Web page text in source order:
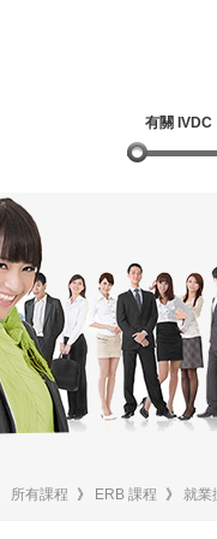
有關 IVDC
所有課程 》 ERB 課程 》 就業